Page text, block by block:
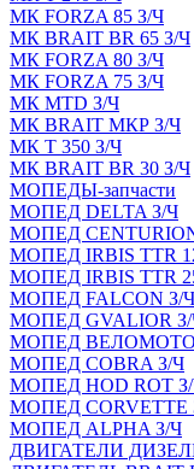
МК FORZA 85 З/Ч
МК BRAIT BR 65 З/Ч
МК FORZA 80 З/Ч
МК FORZA 75 З/Ч
МК MТD З/Ч
МК BRAIT МКР З/Ч
МК Т 350 З/Ч
МК BRAIT BR 30 З/Ч
МОПЕДЫ-запчасти
МОПЕД DELTA З/Ч
МОПЕД
МОПЕД IRBIS TTR
МОПЕД IRBIS TTR
МОПЕД FALCON З/Ч
МОПЕД GVALIOR
МОПЕД
МОПЕД COBRA З/Ч
МОПЕД HOD ROT
МОПЕД CORVETTE
МОПЕД ALPHA З/Ч
ДВИГАТЕЛИ